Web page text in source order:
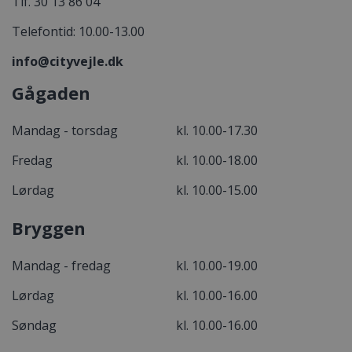
Telefontid: 10.00-13.00
info@cityvejle.dk
Gågaden
Mandag - torsdag
kl. 10.00-17.30
Fredag
kl. 10.00-18.00
Lørdag
kl. 10.00-15.00
Bryggen
Mandag - fredag
kl. 10.00-19.00
Lørdag
kl. 10.00-16.00
Søndag
kl. 10.00-16.00